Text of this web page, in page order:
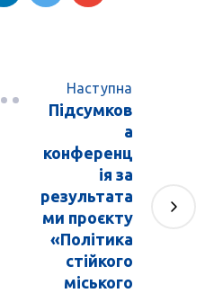
Наступна
Підсумков
а
конференц
ія за
результата
ми проєкту
«Політика
стійкого
міського